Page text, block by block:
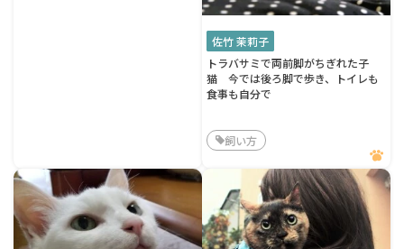
佐竹 茉莉子
トラバサミで両前脚がちぎれた子
猫 今では後ろ脚で歩き、トイレも
食事も自分で
飼い方